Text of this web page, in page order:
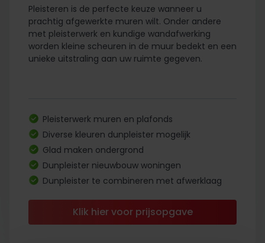
Pleisteren is de perfecte keuze wanneer u
prachtig afgewerkte muren wilt. Onder andere
met pleisterwerk en kundige wandafwerking
worden kleine scheuren in de muur bedekt en een
unieke uitstraling aan uw ruimte gegeven.
Pleisterwerk muren en plafonds
Diverse kleuren dunpleister mogelijk
Glad maken ondergrond
Dunpleister nieuwbouw woningen
Dunpleister te combineren met afwerklaag
Klik hier voor prijsopgave